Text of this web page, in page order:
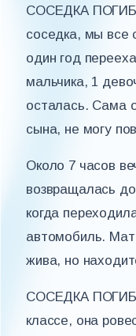
СОСЕДКА
соседка, мы все
один год
мальчика, 1
осталась. Сама
сына, не могу
Около 7 часов
возвращалась
когда
автомобиль.
жива, но
СОСЕДКА
классе, она